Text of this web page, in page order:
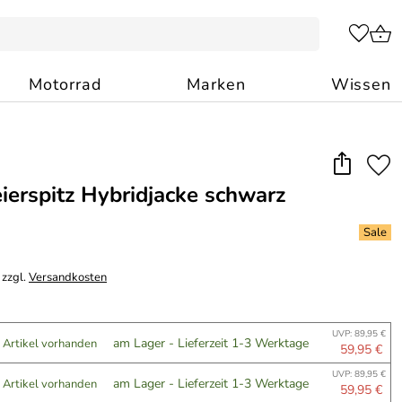
Motorrad Marken Wissen
Hybridjacke schwarz
Versandkosten
Artikel vorhanden am Lager - Lieferzeit 1-3 Werktage UVP: 89,95 €
59,95 €
Artikel vorhanden am Lager - Lieferzeit 1-3 Werktage UVP: 89,95 €
59,95 €